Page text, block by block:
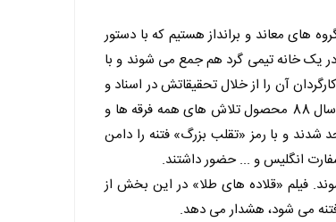
های گروه های معاند و برانداز هستیم که با دستور
آنها در یک خانه تیمی گرد هم جمع می شوند و با
باشد و کارگردان آن را از خلال تحقیقاتش در اسناد و
گزارش های واقعی خلق کرده باشد، اما به جز این، کارکردی استعاره گونه هم دارد. به این معنی که فتنه سال 88 محصول تلاش های همه فرقه ها و
و با رمز «تقلب بزرگ» فتنه را دامن
انگلیس و ... حضور داشتند.
فیلم «قلاده های طلا» در این بخش از
فتنه می شود، هشدار می دهد.